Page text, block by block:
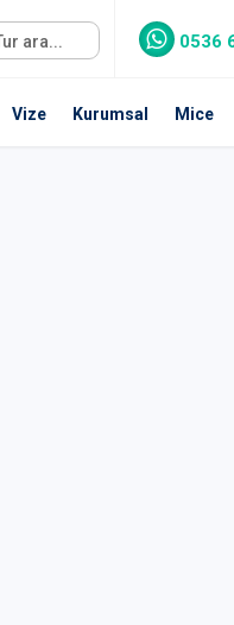
0536
ara...
Vize Kurumsal Mice